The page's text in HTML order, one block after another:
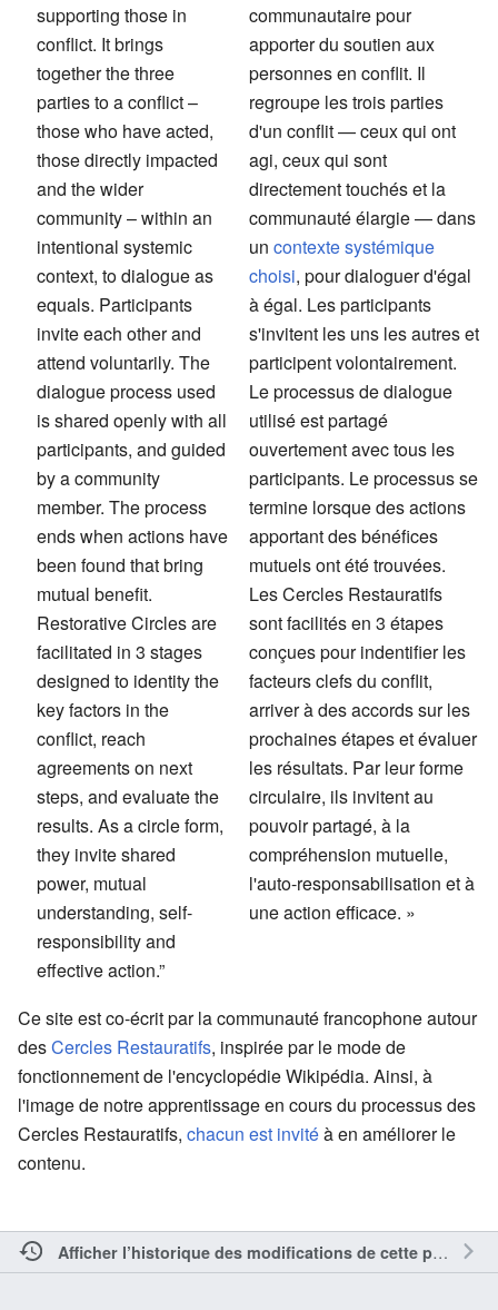
supporting those in
conflict. It brings
together the three
parties to a conflict –
those who have acted,
those directly impacted
and the wider
community – within an
intentional systemic
context, to dialogue as
equals. Participants
invite each other and
attend voluntarily. The
dialogue process used
is shared openly with all
participants, and guided
by a community
member. The process
ends when actions have
been found that bring
mutual benefit.
Restorative Circles are
facilitated in 3 stages
designed to identity the
key factors in the
conflict, reach
agreements on next
steps, and evaluate the
results. As a circle form,
they invite shared
power, mutual
understanding, self-
responsibility and
effective action.”
communautaire pour
apporter du soutien aux
personnes en conflit. Il
regroupe les trois parties
d'un conflit — ceux qui ont
agi, ceux qui sont
directement touchés et la
communauté élargie — dans
un contexte systémique
choisi, pour dialoguer d'égal
à égal. Les participants
s'invitent les uns les autres et
participent volontairement.
Le processus de dialogue
utilisé est partagé
ouvertement avec tous les
participants. Le processus se
termine lorsque des actions
apportant des bénéfices
mutuels ont été trouvées.
Les Cercles Restauratifs
sont facilités en 3 étapes
conçues pour indentifier les
facteurs clefs du conflit,
arriver à des accords sur les
prochaines étapes et évaluer
les résultats. Par leur forme
circulaire, ils invitent au
pouvoir partagé, à la
compréhension mutuelle,
l'auto-responsabilisation et à
une action efficace. »
Ce site est co-écrit par la communauté francophone autour
desCercles Restauratifs, inspirée par le mode de
fonctionnement de l'encyclopédie Wikipédia. Ainsi, à
l'image de notre apprentissage en cours du processus des
Cercles Restauratifs, chacun est invitéà en améliorer le
contenu.
Afficher l’historique des modifications de cette page.